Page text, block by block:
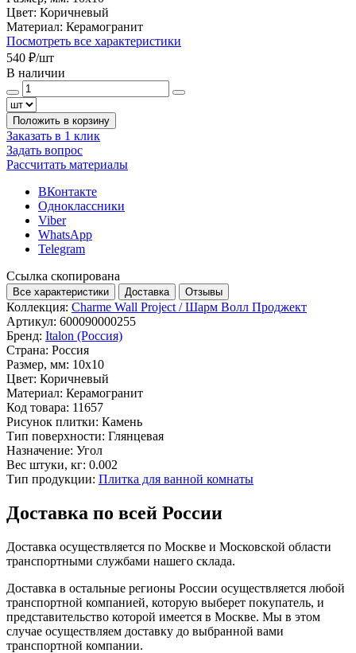
Цвет: Коричневый
Материал: Керамогранит
Посмотреть все характеристики
540 ₽/шт
В наличии
Положить в корзину
Заказать в 1 клик
Задать вопрос
Рассчитать материалы
ВКонтакте
Одноклассники
Viber
WhatsApp
Telegram
Ссылка скопирована
Все характеристики Доставка Отзывы
Коллекция: Charme Wall Project / Шарм Волл Проджект
Артикул: 600090000255
Бренд: Italon (Россия)
Страна: Россия
Размер, мм: 10x10
Цвет: Коричневый
Материал: Керамогранит
Код товара: 11657
Рисунок плитки: Камень
Тип поверхности: Глянцевая
Назначение: Угол
Вес штуки, кг: 0.002
Тип продукции: Плитка для ванной комнаты
Доставка по всей России
Доставка осуществляется по Москве и Московской области
транспортными службами нашего склада.
Доставка в остальные регионы России осуществляется любой
транспортной компанией, которую выберет покупатель, и
представительство которой имеется в Москве. Мы в этом
случае осуществляем доставку до выбранной вами
транспортной компании.